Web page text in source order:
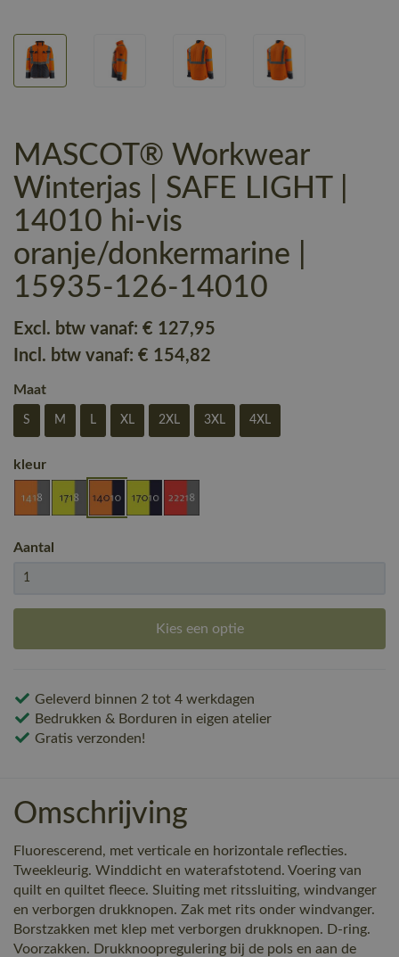
MASCOT® Workwear
Winterjas | SAFE LIGHT |
14010 hi-vis
oranje/donkermarine |
15935-126-14010
Excl. btw vanaf: € 127,95
Incl. btw vanaf: € 154,82
Maat
S M L XL 2XL 3XL 4XL
kleur
Aantal
Kies een optie
Geleverd binnen 2 tot 4 werkdagen
Bedrukken & Borduren in eigen atelier
Gratis verzonden!
Omschrijving
Fluorescerend, met verticale en horizontale reflecties.
Tweekleurig. Winddicht en waterafstotend. Voering van
quilt en quiltet fleece. Sluiting met ritssluiting, windvanger
en verborgen drukknopen. Zak met rits onder windvanger.
Borstzakken met klep met verborgen drukknopen. D-ring.
Voorzakken. Drukknoopregulering bij de pols en aan de